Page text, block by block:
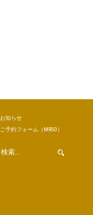
お知らせ
ご予約フォーム （MRSO）